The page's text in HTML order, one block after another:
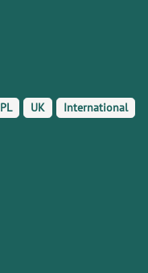
PL UK International